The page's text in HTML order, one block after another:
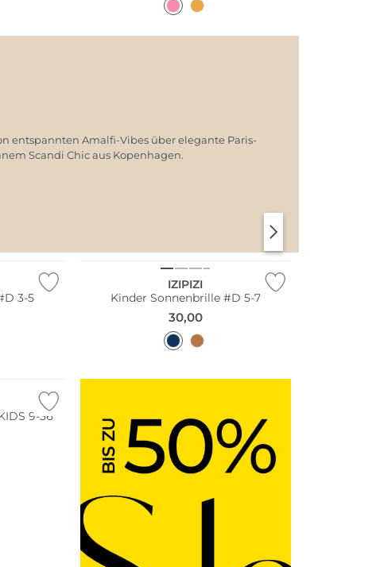
entspannten Amalfi-Vibes über elegante Paris-
Scandi Chic aus Kopenhagen.
3-5
IZIPIZI
Kinder Sonnenbrille #D 5-7
30,00
9-36